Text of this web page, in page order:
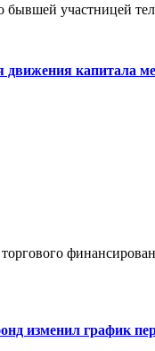
бывшей участницей
движения капитала
изменил график